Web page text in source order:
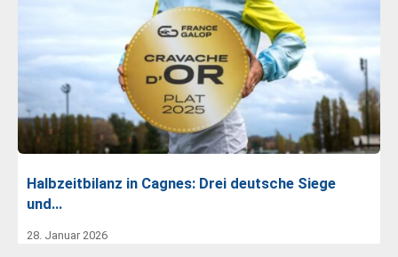
Halbzeitbilanz in Cagnes: Drei deutsche Siege
und…
28. Januar 2026